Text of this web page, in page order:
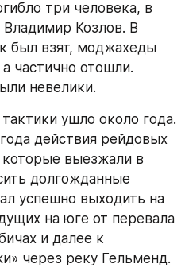
три человека, в
Владимир Козлов. В
был взят, моджахеды
частично отошли.
невелики.
ушло около года.
действия рейдовых
которые выезжали в
долгожданные
успешно выходить на
на юге от перевала
и далее к
через реку Гельменд.